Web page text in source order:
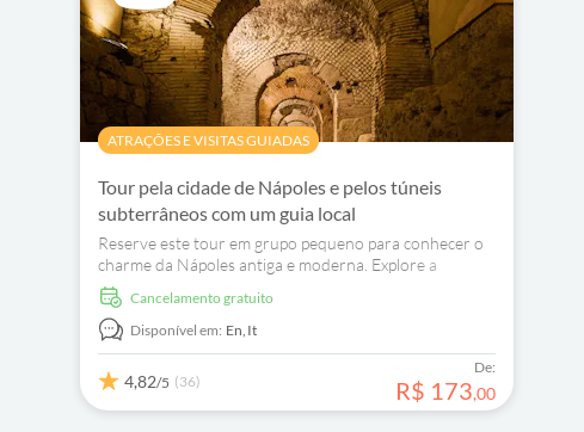
ATRAÇÕES E VISITAS GUIADAS
Tour pela cidade de Nápoles e pelos túneis
subterrâneos com um guia local
Reserve este tour em grupo pequeno para conhecer o
charme da Nápoles antiga e moderna. Explore a
Nápoles subterrânea e as ruas da cidade com seu guia
especializado.
Cancelamento gratuito
Disponível em: En,It
4,82/5 (36)
De:
R$ 173,00